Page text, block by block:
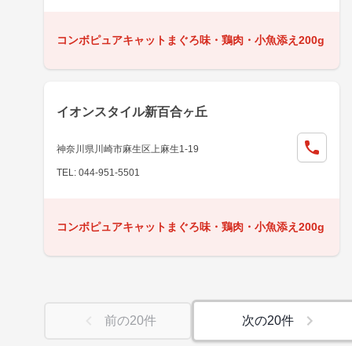
コンボピュアキャットまぐろ味・鶏肉・小魚添え200g
イオンスタイル新百合ヶ丘
神奈川県川崎市麻生区上麻生1-19
TEL: 044-951-5501
コンボピュアキャットまぐろ味・鶏肉・小魚添え200g
前の20件 次の20件